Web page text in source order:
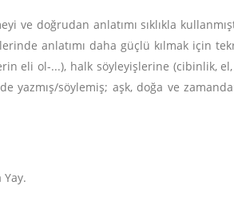
doğrudan anlatımı sıklıkla
anlatımı daha güçlü kılmak için
eli ol-...), halk söyleyişlerine (cibinlik,
yazmış/söylemiş; aşk, doğa ve
Yay.